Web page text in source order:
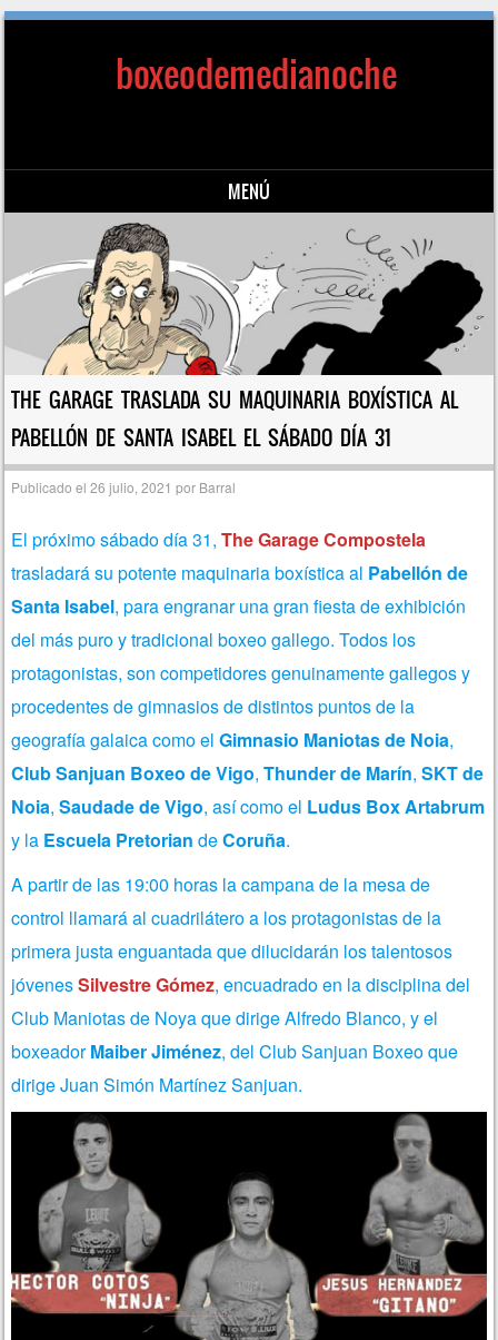
boxeodemedianoche
MENÚ
Saltar al contenido
THE GARAGE TRASLADA SU MAQUINARIA BOXÍSTICA AL
PABELLÓN DE SANTA ISABEL EL SÁBADO DÍA 31
Publicado el26 julio, 2021 por Barral
El próximo sábado día 31,The Garage Compostela
trasladará su potente maquinaria boxística al Pabellón de
Santa Isabel, para engranar una gran fiesta de exhibición
del más puro y tradicional boxeo gallego. Todos los
protagonistas, son competidores genuinamente gallegos y
procedentes de gimnasios de distintos puntos de la
geografía galaica como elGimnasio Maniotas de Noia,
ClubSanjuan Boxeo de Vigo,Thunder de Marín,SKT de
Noia,Saudade de Vigo, así como el Ludus Box Artabrum
y la Escuela Pretorian deCoruña.
A partir de las 19:00 horas la campana de la mesa de
control llamará al cuadrilátero a los protagonistas de la
primera justa enguantada que dilucidarán los talentosos
jóvenesSilvestre Gómez, encuadrado en la disciplina del
Club Maniotas de Noya que dirige Alfredo Blanco, y el
boxeadorMaiber Jiménez, del Club Sanjuan Boxeo que
dirige Juan Simón Martínez Sanjuan.